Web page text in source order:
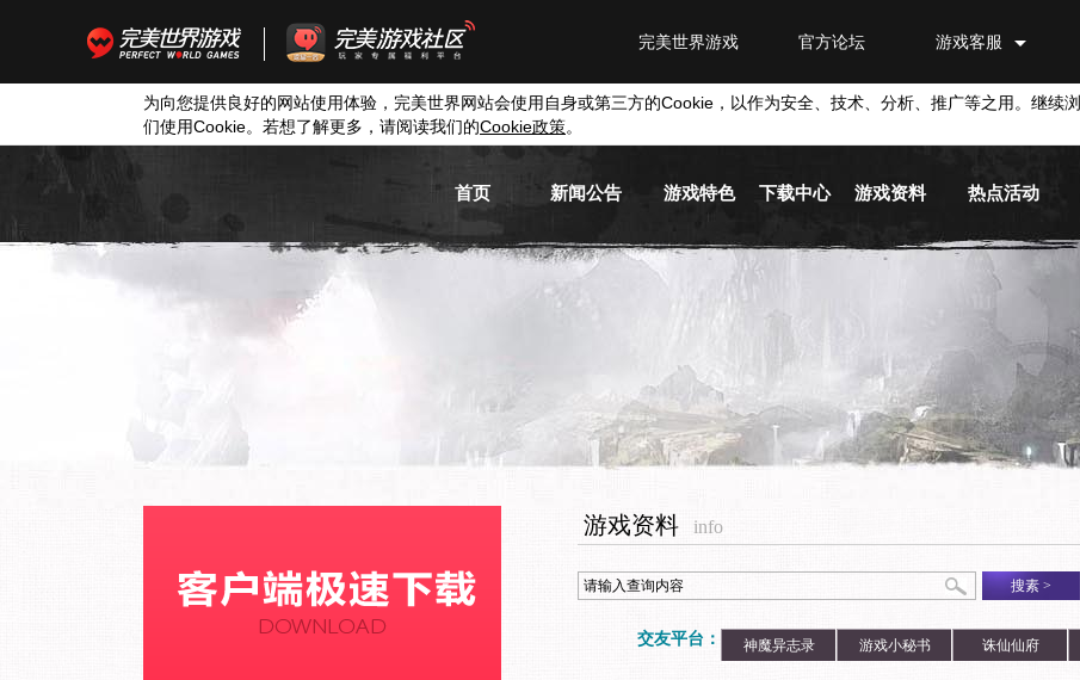
游戏客服
官方论坛
完美世界游戏
为向您提供良好的网站使用体验，完美世界网站会使用自身或第三方的Cookie ，以作为安全、技术、分析、推广等之用。继续
们使用Cookie。若想了解更多，请阅读我们的Cookie政策。
首页 新闻公告 游戏特色 下载中心 游戏资料 热点活动
游戏新闻
活动信息
游戏背景
职业介绍
新手指南
活动专区
兑换平台
游戏资料 info
搜素 >
交友平台： 神魔异志录 游戏小秘书 诛仙仙府